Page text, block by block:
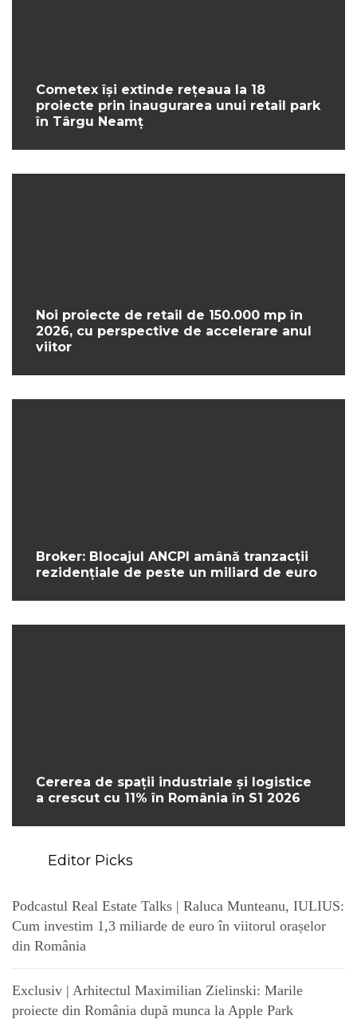
Cometex își extinde rețeaua la 18
proiecte prin inaugurarea unui retail park
în Târgu Neamț
Noi proiecte de retail de 150.000 mp în
2026, cu perspective de accelerare anul
viitor
Broker: Blocajul ANCPI amână tranzacții
rezidențiale de peste un miliard de euro
Cererea de spații industriale și logistice
a crescut cu 11% în România în S1 2026
Editor Picks
Podcastul Real Estate Talks | Raluca Munteanu, IULIUS:
Cum investim 1,3 miliarde de euro în viitorul orașelor
din România
Exclusiv | Arhitectul Maximilian Zielinski: Marile
proiecte din România după munca la Apple Park